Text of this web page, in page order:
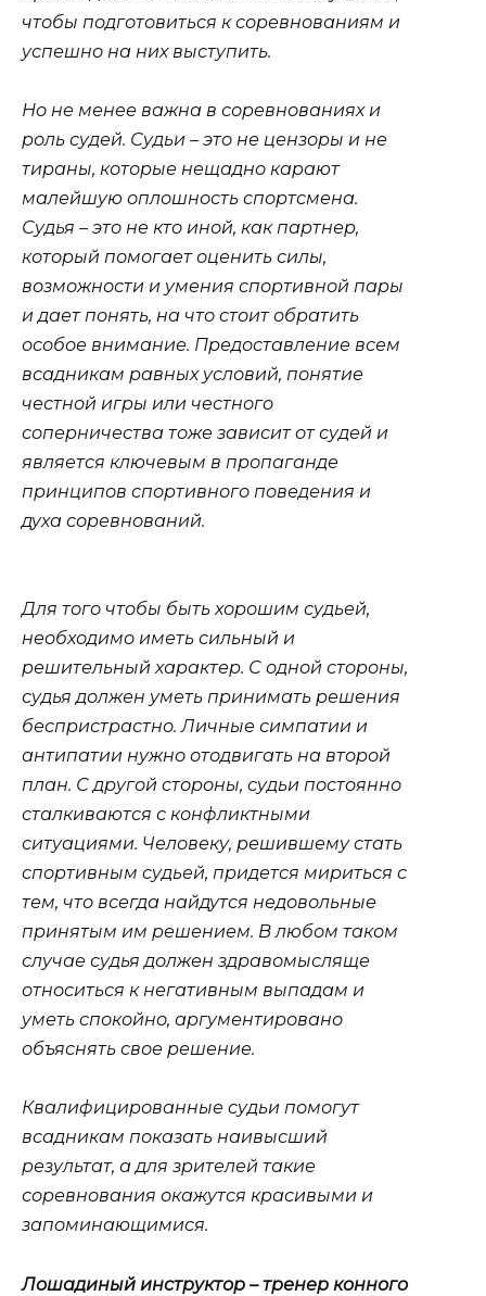
чтобы подготовиться к соревнованиям и
успешно на них выступить.
Но не менее важна в соревнованиях и
роль судей. Судьи – это не цензоры и не
тираны, которые нещадно карают
малейшую оплошность спортсмена.
Судья – это не кто иной, как партнер,
который помогает оценить силы,
возможности и умения спортивной пары
и дает понять, на что стоит обратить
особое внимание. Предоставление всем
всадникам равных условий, понятие
честной игры или честного
соперничества тоже зависит от судей и
является ключевым в пропаганде
принципов спортивного поведения и
духа соревнований.
Для того чтобы быть хорошим судьей,
необходимо иметь сильный и
решительный характер. С одной стороны,
судья должен уметь принимать решения
беспристрастно. Личные симпатии и
антипатии нужно отодвигать на второй
план. С другой стороны, судьи постоянно
сталкиваются с конфликтными
ситуациями. Человеку, решившему стать
спортивным судьей, придется мириться с
тем, что всегда найдутся недовольные
принятым им решением. В любом таком
случае судья должен здравомысляще
относиться к негативным выпадам и
уметь спокойно, аргументировано
объяснять свое решение.
Квалифицированные судьи помогут
всадникам показать наивысший
результат, а для зрителей такие
соревнования окажутся красивыми и
запоминающимися.
Лошадиный инструктор – тренер конного